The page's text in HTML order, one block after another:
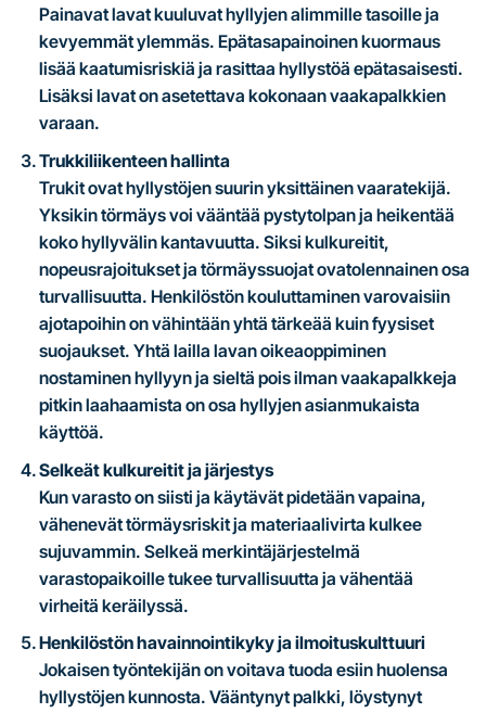
Painavat lavat kuuluvat hyllyjen alimmille tasoille ja
kevyemmät ylemmäs. Epätasapainoinen kuormaus
lisää kaatumisriskiä ja rasittaa hyllystöä epätasaisesti.
Lisäksi lavat on asetettava kokonaan vaakapalkkien
varaan.
Trukkiliikenteen hallinta
Trukit ovat hyllystöjen suurin yksittäinen vaaratekijä.
Yksikin törmäys voi vääntää pystytolpan ja heikentää
koko hyllyvälin kantavuutta. Siksi kulkureitit,
nopeusrajoitukset ja törmäyssuojat ovatolennainen osa
turvallisuutta. Henkilöstön kouluttaminen varovaisiin
ajotapoihin on vähintään yhtä tärkeää kuin fyysiset
suojaukset. Yhtä lailla lavan oikeaoppiminen
nostaminen hyllyyn ja sieltä pois ilman vaakapalkkeja
pitkin laahaamista on osa hyllyjen asianmukaista
käyttöä.
Selkeät kulkureitit ja järjestys
Kun varasto on siisti ja käytävät pidetään vapaina,
vähenevät törmäysriskit ja materiaalivirta kulkee
sujuvammin. Selkeä merkintäjärjestelmä
varastopaikoille tukee turvallisuutta ja vähentää
virheitä keräilyssä.
Henkilöstön havainnointikyky ja ilmoituskulttuuri
Jokaisen työntekijän on voitava tuoda esiin huolensa
hyllystöjen kunnosta. Vääntynyt palkki, löystynyt